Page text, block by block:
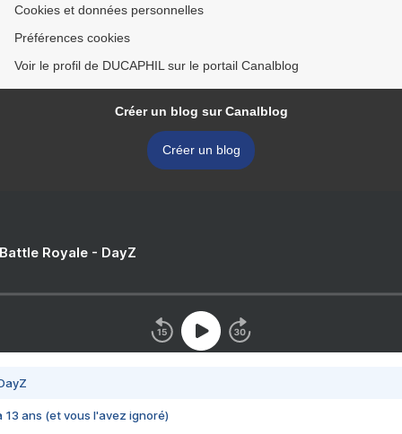
Cookies et données personnelles
Préférences cookies
Voir le profil de DUCAPHIL sur le portail Canalblog
Créer un blog sur Canalblog
Créer un blog
Royale - DayZ
13 ans (et vous l'avez ignoré)